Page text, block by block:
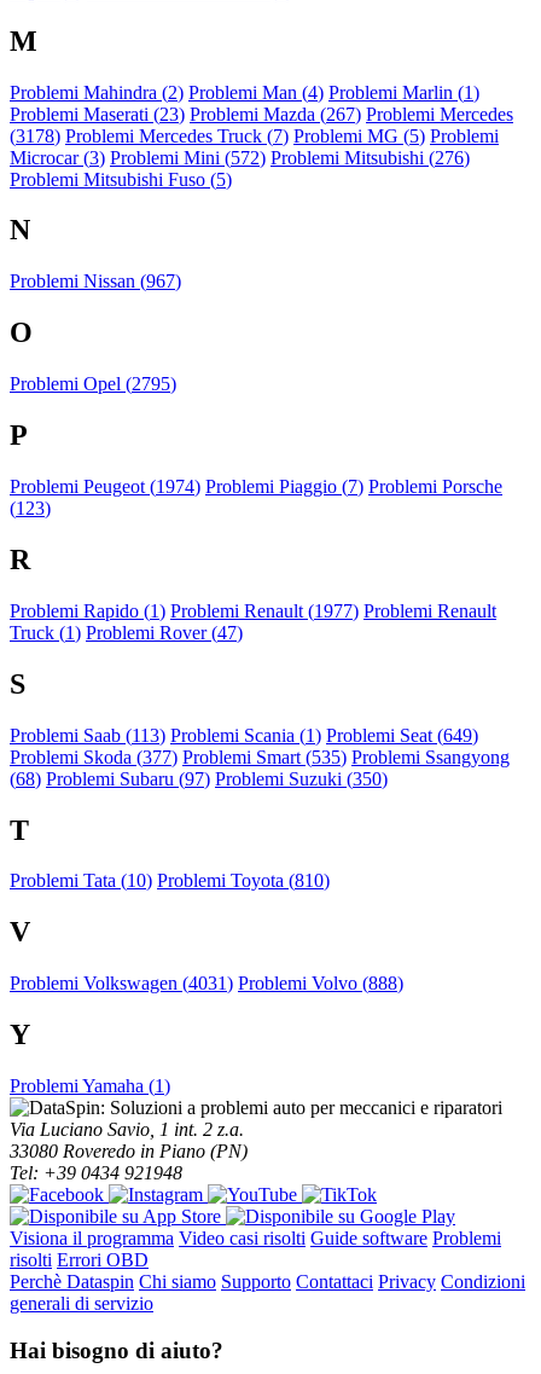
M
Problemi Mahindra (2) Problemi Man (4) Problemi Marlin (1)
Problemi Maserati (23) Problemi Mazda (267) Problemi Mercedes
(3178) Problemi Mercedes Truck (7) Problemi MG (5) Problemi
Microcar (3) Problemi Mini (572) Problemi Mitsubishi (276)
Problemi Mitsubishi Fuso (5)
N
Problemi Nissan (967)
O
Problemi Opel (2795)
P
Problemi Peugeot (1974) Problemi Piaggio (7) Problemi Porsche
(123)
R
Problemi Rapido (1) Problemi Renault (1977) Problemi Renault
Truck (1) Problemi Rover (47)
S
Problemi Saab (113) Problemi Scania (1) Problemi Seat (649)
Problemi Skoda (377) Problemi Smart (535) Problemi Ssangyong
(68) Problemi Subaru (97) Problemi Suzuki (350)
T
Problemi Tata (10) Problemi Toyota (810)
V
Problemi Volkswagen (4031) Problemi Volvo (888)
Y
Problemi Yamaha (1)
Via Luciano Savio, 1 int. 2 z.a.
33080 Roveredo in Piano (PN)
Tel: +39 0434 921948
Visiona il programma Video casi risolti Guide software Problemi
risolti Errori OBD
Perchè Dataspin Chi siamo Supporto Contattaci Privacy Condizioni
generali di servizio
Hai bisogno di aiuto?